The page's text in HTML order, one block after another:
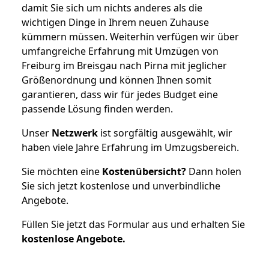
damit Sie sich um nichts anderes als die
wichtigen Dinge in Ihrem neuen Zuhause
kümmern müssen. Weiterhin verfügen wir über
umfangreiche Erfahrung mit Umzügen von
Freiburg im Breisgau nach Pirna mit jeglicher
Größenordnung und können Ihnen somit
garantieren, dass wir für jedes Budget eine
passende Lösung finden werden.
Unser Netzwerk ist sorgfältig ausgewählt, wir
haben viele Jahre Erfahrung im Umzugsbereich.
Sie möchten eine Kostenübersicht? Dann holen
Sie sich jetzt kostenlose und unverbindliche
Angebote.
Füllen Sie jetzt das Formular aus und erhalten Sie
kostenloseAngebote.